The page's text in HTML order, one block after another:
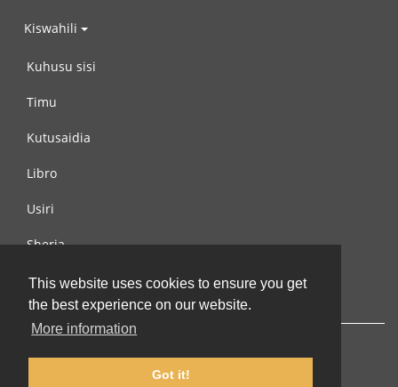
This website uses cookies to ensure you get
the best experience on our website.
More information
Got it!
Kiswahili
Kuhusu sisi
Timu
Kutusaidia
Libro
Usiri
Sheria
Wasiliana na si